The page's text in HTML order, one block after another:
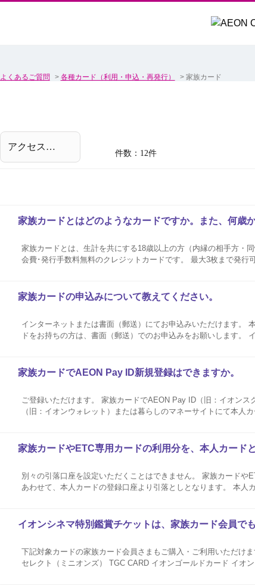
よくあるご質問 > 各種カード（利用・申込・再発行） > 家族カード
件数：12件
家族カードとはどのようなカードですか。また、何歳
家族カードとは、生計を共にする18歳以上の方（内縁の相手方・
会費･発行手数料無料のクレジットカードです。 最大3枚まで発行可能です。（既に解約されている家族カードも含みます。）
家族カードの申込みについて教えてください。
インターネットまたは書面（郵送）にてお申込みいただけます。 本人会員カードの有効期限が3ヶ月未満の方や、KASUMIカー
ドをお持ちの方は、書面（郵送）でのお申込みをお願いします。
家族カードでAEON Pay ID新規登録はできますか。
ご登録いただけます。 家族カードでAEON Pay ID（旧：イオン
（旧：イオンウォレット）または暮らしのマネーサイトにて本人
家族カードやETC専用カードの利用分を、本人カード
別々の引落口座を設定いただくことはできません。 家族カードや
あわせて、本人カードの登録口座より引落としとなります。 本人カードの口座を変更することで、家族カードの引落口座も自
イオンシネマ特別鑑賞チケットは、家族カード会員で
下記対象カードの家族カード会員さまもご購入・ご利用いただけます。 対象カード イオンカード（
セレクト（ミニオンズ） TGC CARD イオンゴールドカード イオンゴールドカードは、イオンゴールドカードセレクトやイオン